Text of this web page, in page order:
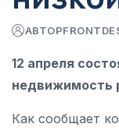
АВТОР
12 апреля
недвижимость
Как сообщает